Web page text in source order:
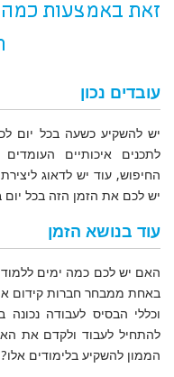
זאת באמצעות כמה
עובדים נכון
יש להשקיע כשעה בכל יום
לתכנים איכותיים
החיפוש, עוד יש לדאוג
יש לכם את הזמן הזה בכל יום
עוד בנושא הזמן
האם יש לכם כמה ימים
באחת ממבחר חברות קידום
וכללי הבסיס לעבודה נכונה
להתחיל לעבוד ולקדם את
הממון להשקיע בלימודים אלו?